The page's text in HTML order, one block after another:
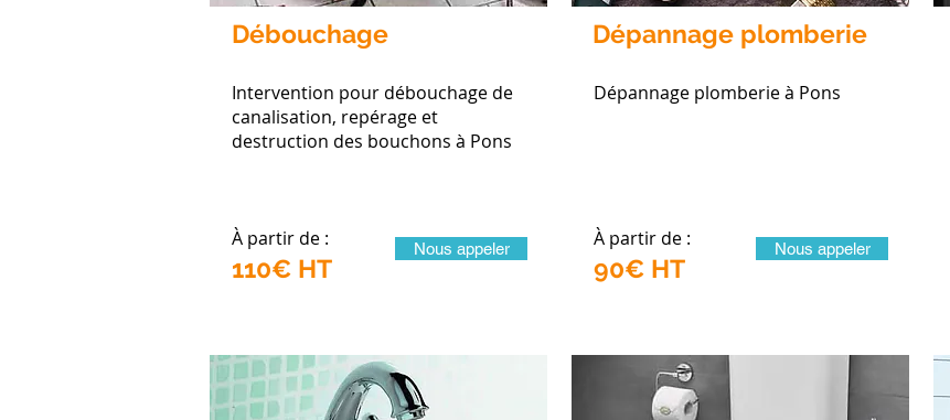
Débouchage Dépannage plomberie
Intervention pour débouchage de
canalisation, repérage et
destruction des bouchons à Pons
Dépannage plomberie à Pons
À partir de :
110€ HT
Nous appeler À partir de :
90€ HT
Nous appeler